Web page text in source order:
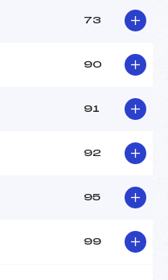
73
90
91
92
95
99